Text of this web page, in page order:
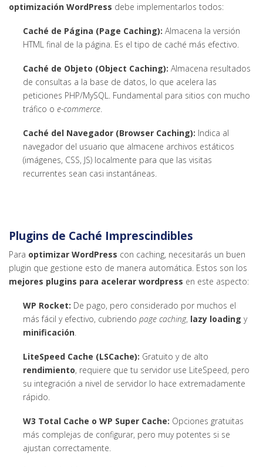
optimización WordPress debe implementarlos todos:
Caché de Página (Page Caching): Almacena la versión
HTML final de la página. Es el tipo de caché más efectivo.
Caché de Objeto (Object Caching): Almacena resultados
de consultas a la base de datos, lo que acelera las
peticiones PHP/MySQL. Fundamental para sitios con mucho
tráfico o e-commerce.
Caché del Navegador (Browser Caching): Indica al
navegador del usuario que almacene archivos estáticos
(imágenes, CSS, JS) localmente para que las visitas
recurrentes sean casi instantáneas.
Plugins de Caché Imprescindibles
Para optimizar WordPress con caching, necesitarás un buen
plugin que gestione esto de manera automática. Estos son los
mejores plugins para acelerar wordpress en este aspecto:
WP Rocket: De pago, pero considerado por muchos el
más fácil y efectivo, cubriendo page caching, lazy loading y
minificación.
LiteSpeed Cache (LSCache): Gratuito y de alto
rendimiento, requiere que tu servidor use LiteSpeed, pero
su integración a nivel de servidor lo hace extremadamente
rápido.
W3 Total Cache o WP Super Cache: Opciones gratuitas
más complejas de configurar, pero muy potentes si se
ajustan correctamente.